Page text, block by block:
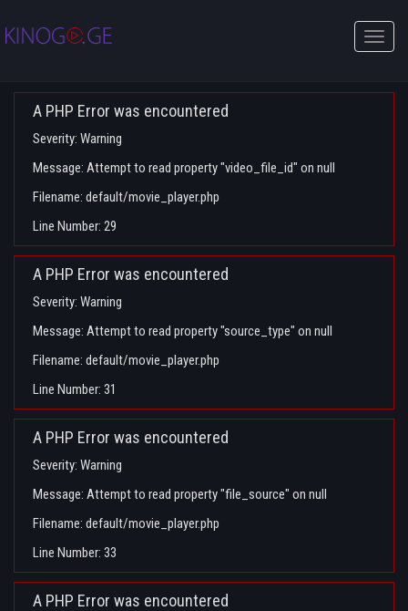
Toggle
A PHP Error was encountered
Severity: Warning
Message: Attempt to read property "video_file_id" on null
Filename: default/movie_player.php
Line Number: 29
A PHP Error was encountered
Severity: Warning
Message: Attempt to read property "source_type" on null
Filename: default/movie_player.php
Line Number: 31
A PHP Error was encountered
Severity: Warning
Message: Attempt to read property "file_source" on null
Filename: default/movie_player.php
Line Number: 33
A PHP Error was encountered